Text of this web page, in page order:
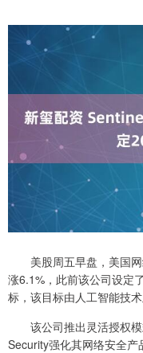
美股周五早盘，美国网
涨6.1%，此前该公司设定
标，该目标由人工智能技
该公司推出灵活授权模
Security强化其网络安全产